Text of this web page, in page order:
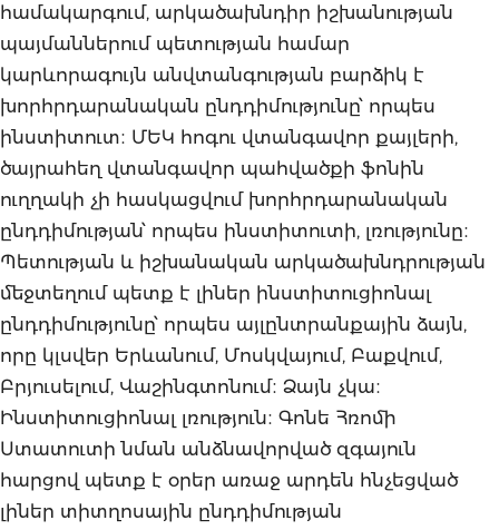
համակարգում, արկածախնդիր իշխանության
պայմաններում պետության համար
կարևորագույն անվտանգության բարձիկ է
խորհրդարանական ընդդիմությունը՝ որպես
ինստիտուտ։ ՄԵԿ հոգու վտանգավոր քայլերի,
ծայրահեղ վտանգավոր պահվածքի ֆոնին
ուղղակի չի հասկացվում խորհրդարանական
ընդդիմության՝ որպես ինստիտուտի, լռությունը։
Պետության և իշխանական արկածախնդրության
մեջտեղում պետք է լիներ ինստիտուցիոնալ
ընդդիմությունը՝ որպես այլընտրանքային ձայն,
որը կլսվեր Երևանում, Մոսկվայում, Բաքվում,
Բրյուսելում, Վաշինգտոնում։ Ձայն չկա։
Ինստիտուցիոնալ լռություն։ Գոնե Հռոմի
Ստատուտի նման անձնավորված զգայուն
հարցով պետք է օրեր առաջ արդեն հնչեցված
լիներ տիտղոսային ընդդիմության